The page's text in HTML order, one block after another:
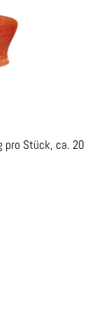
pro Stück, ca. 20